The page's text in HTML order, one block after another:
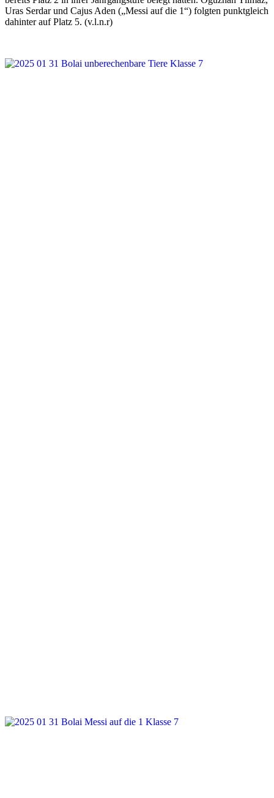
Uras Serdar und Cajus Aden („Messi auf die 1“) folgten punktgleich
dahinter auf Platz 5. (v.l.n.r)